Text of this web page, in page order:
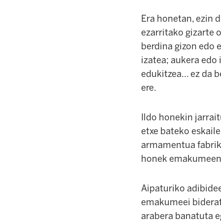
Era honetan, ezin
ezarritako gizarte
berdina gizon edo
izatea; aukera
edukitzea... ez da
ere.
Ildo honekin
etxe bateko
armamentua
honek
Aipaturiko
emakumeei
arabera banatuta